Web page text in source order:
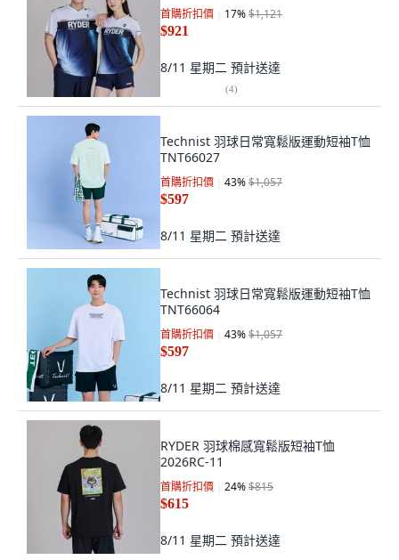
首購折扣價 17%$1,121
$921
8/11 星期二 預計送達
(4)
Technist 羽球日常寬鬆版運動短袖T恤
TNT66027
首購折扣價 43%$1,057
$597
8/11 星期二 預計送達
Technist 羽球日常寬鬆版運動短袖T恤
TNT66064
首購折扣價 43%$1,057
$597
8/11 星期二 預計送達
RYDER 羽球棉感寬鬆版短袖T恤
2026RC-11
首購折扣價 24%$815
$615
8/11 星期二 預計送達